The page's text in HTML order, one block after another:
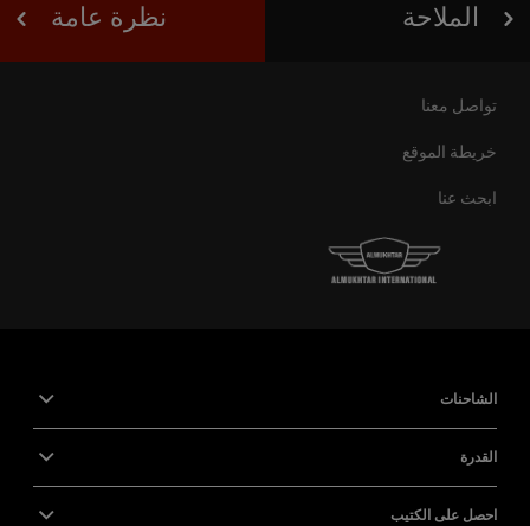
الملاحة نظرة عامة
تواصل معنا
خريطة الموقع
ابحث عنا
الشاحنات
القدرة
احصل على الكتيب